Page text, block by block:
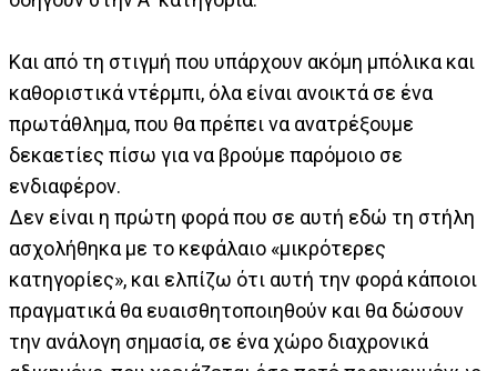
Και από τη στιγμή που υπάρχουν ακόμη μπόλικα και
καθοριστικά ντέρμπι, όλα είναι ανοικτά σε ένα
πρωτάθλημα, που θα πρέπει να ανατρέξουμε
δεκαετίες πίσω για να βρούμε παρόμοιο σε
ενδιαφέρον.
Δεν είναι η πρώτη φορά που σε αυτή εδώ τη στήλη
ασχολήθηκα με το κεφάλαιο «μικρότερες
κατηγορίες», και ελπίζω ότι αυτή την φορά κάποιοι
πραγματικά θα ευαισθητοποιηθούν και θα δώσουν
την ανάλογη σημασία, σε ένα χώρο διαχρονικά